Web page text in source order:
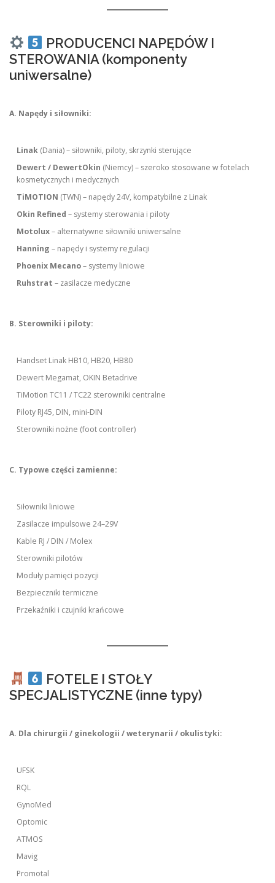
PRODUCENCI NAPĘDÓW I
STEROWANIA (komponenty
uniwersalne)
A. Napędy i siłowniki:
Linak (Dania) – siłowniki, piloty, skrzynki sterujące
Dewert / DewertOkin (Niemcy) – szeroko stosowane w fotelach
kosmetycznych i medycznych
TiMOTION (TWN) – napędy 24V, kompatybilne z Linak
Okin Refined – systemy sterowania i piloty
Motolux– alternatywne siłowniki uniwersalne
Hanning – napędy i systemy regulacji
Phoenix Mecano– systemy liniowe
Ruhstrat – zasilacze medyczne
B. Sterowniki i piloty:
Handset Linak HB10, HB20, HB80
Dewert Megamat, OKIN Betadrive
TiMotion TC11 / TC22 sterowniki centralne
Piloty RJ45, DIN, mini-DIN
Sterowniki nożne (foot controller)
C. Typowe części zamienne:
Siłowniki liniowe
Zasilacze impulsowe 24–29V
Kable RJ / DIN / Molex
Sterowniki pilotów
Moduły pamięci pozycji
Bezpieczniki termiczne
Przekaźniki i czujniki krańcowe
FOTELE I STOŁY
SPECJALISTYCZNE (inne typy)
A. Dla chirurgii / ginekologii / weterynarii / okulistyki:
UFSK
RQL
GynoMed
Optomic
ATMOS
Mavig
Promotal